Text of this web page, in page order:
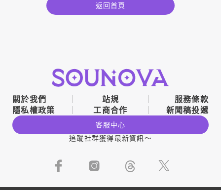
返回首頁
關於我們 站規
服務條款
隱私權政策
工商合作 新聞稿投遞
客服中心
追蹤社群獲得最新資訊～